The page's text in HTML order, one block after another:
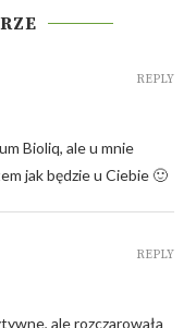
Bioliq, ale u mnie
jak będzie u Ciebie 🙂
REPLY
ale rozczarowała
REPLY